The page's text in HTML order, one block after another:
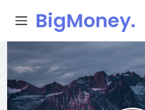
BigMoney.
VIP